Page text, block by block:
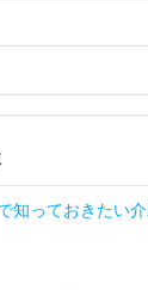
知っておきたい